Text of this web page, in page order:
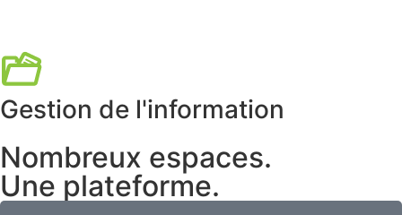
Gestion de l'information
Nombreux espaces.
Une plateforme.